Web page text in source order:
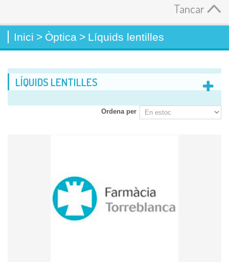
Tancar
Inici > Òptica > Líquids lentilles
LÍQUIDS LENTILLES
Ordena per